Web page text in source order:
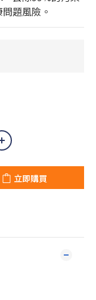
題風險。
立即購買